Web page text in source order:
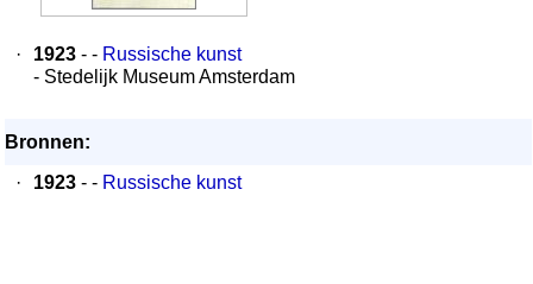
· 1923 - - Russische kunst
- Stedelijk Museum Amsterdam
Bronnen:
·
1923 - - Russische kunst